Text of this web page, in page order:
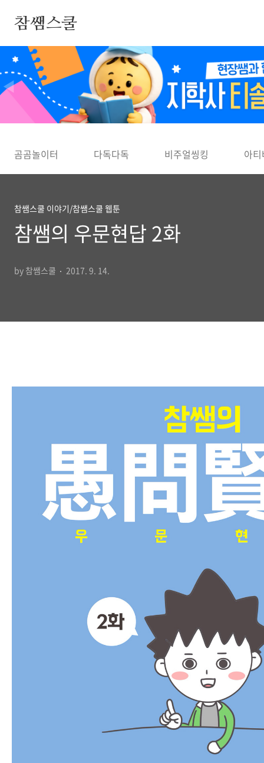
참쌤스쿨
◀
곰곰놀이터 다독다독 비주얼씽킹 아
참쌤스쿨 이야기/참쌤스쿨 웹툰
참쌤의 우문현답 2화
by 참쌤스쿨 2017. 9. 14.